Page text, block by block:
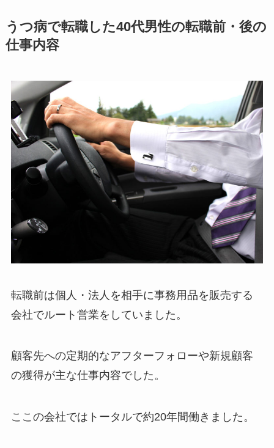
うつ病で転職した40代男性の転職前・後の
仕事内容
転職前は個人・法人を相手に事務用品を販売する
会社でルート営業をしていました。
顧客先への定期的なアフターフォローや新規顧客
の獲得が主な仕事内容でした。
ここの会社ではトータルで約20年間働きました。